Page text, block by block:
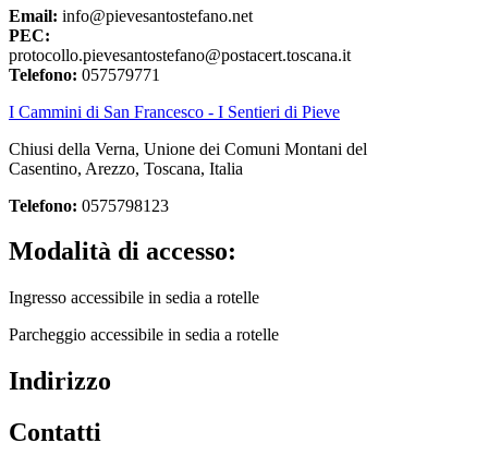
Email: info@pievesantostefano.net
PEC:
protocollo.pievesantostefano@postacert.toscana.it
Telefono: 057579771
I Cammini di San Francesco - I Sentieri di Pieve
Chiusi della Verna, Unione dei Comuni Montani del
Casentino, Arezzo, Toscana, Italia
Telefono: 0575798123
Modalità di accesso:
Ingresso accessibile in sedia a rotelle
Parcheggio accessibile in sedia a rotelle
Indirizzo
Contatti